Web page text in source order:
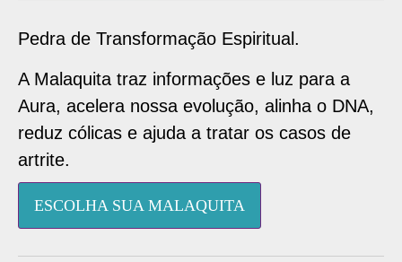
Pedra de Transformação Espiritual.
A Malaquita traz informações e luz para a
Aura, acelera nossa evolução, alinha o DNA,
reduz cólicas e ajuda a tratar os casos de
artrite.
ESCOLHA SUA MALAQUITA